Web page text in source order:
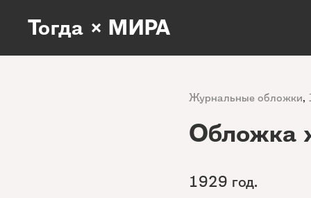
Тогда × МИРА
Журнальные обложки,
Обложка
1929 год.